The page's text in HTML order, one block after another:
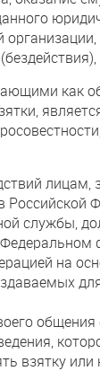
как
службы,
на
взятку или